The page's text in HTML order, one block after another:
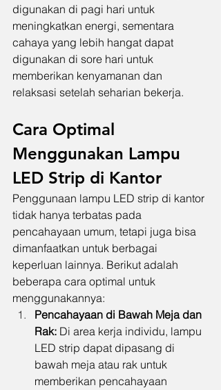
digunakan di pagi hari untuk
meningkatkan energi, sementara
cahaya yang lebih hangat dapat
digunakan di sore hari untuk
memberikan kenyamanan dan
relaksasi setelah seharian bekerja.
Cara Optimal
Menggunakan Lampu
LED Strip di Kantor
Penggunaan lampu LED strip di kantor
tidak hanya terbatas pada
pencahayaan umum, tetapi juga bisa
dimanfaatkan untuk berbagai
keperluan lainnya. Berikut adalah
beberapa cara optimal untuk
menggunakannya:
Pencahayaan di Bawah Meja dan
Rak: Di area kerja individu, lampu
LED strip dapat dipasang di
bawah meja atau rak untuk
memberikan pencahayaan